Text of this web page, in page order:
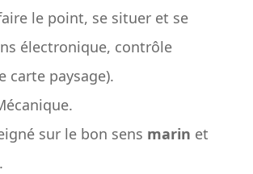
le point, se situer et se
électronique, contrôle
carte paysage).
sur le bon sens marin et